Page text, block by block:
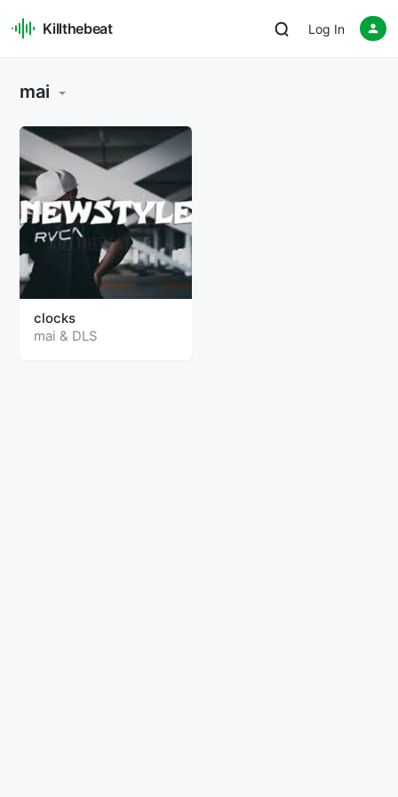
Killthebeat Log In
mai
clocks
mai & DLS